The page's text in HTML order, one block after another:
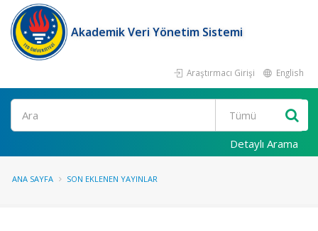
Akademik Veri Yönetim Sistemi
Araştırmacı Girişi English
Ara
Detaylı Arama
ANA SAYFA SON EKLENEN YAYINLAR